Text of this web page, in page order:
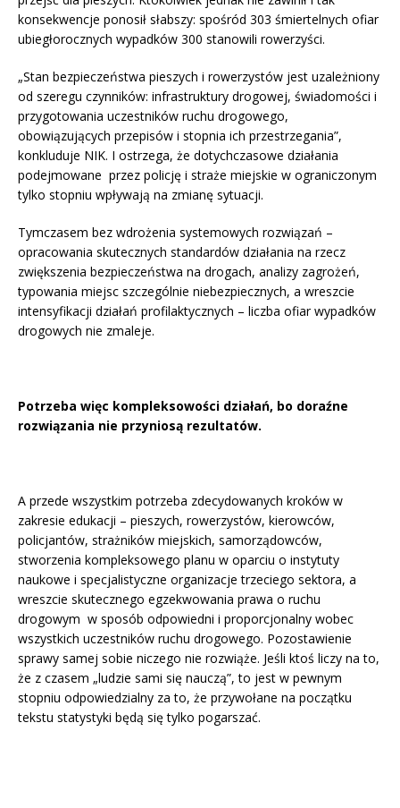
konsekwencje ponosił słabszy: spośród 303 śmiertelnych ofiar
ubiegłorocznych wypadków 300 stanowili rowerzyści.
„Stan bezpieczeństwa pieszych i rowerzystów jest uzależniony
od szeregu czynników: infrastruktury drogowej, świadomości i
przygotowania uczestników ruchu drogowego,
obowiązujących przepisów i stopnia ich przestrzegania”,
konkluduje NIK. I ostrzega, że dotychczasowe działania
podejmowane przez policję i straże miejskie w ograniczonym
tylko stopniu wpływają na zmianę sytuacji.
Tymczasem bez wdrożenia systemowych rozwiązań –
opracowania skutecznych standardów działania na rzecz
zwiększenia bezpieczeństwa na drogach, analizy zagrożeń,
typowania miejsc szczególnie niebezpiecznych, a wreszcie
intensyfikacji działań profilaktycznych – liczba ofiar wypadków
drogowych nie zmaleje.
Potrzeba więc kompleksowości działań, bo doraźne
rozwiązania nie przyniosą rezultatów.
A przede wszystkim potrzeba zdecydowanych kroków w
zakresie edukacji – pieszych, rowerzystów, kierowców,
policjantów, strażników miejskich, samorządowców,
stworzenia kompleksowego planu w oparciu o instytuty
naukowe i specjalistyczne organizacje trzeciego sektora, a
wreszcie skutecznego egzekwowania prawa o ruchu
drogowym w sposób odpowiedni i proporcjonalny wobec
wszystkich uczestników ruchu drogowego. Pozostawienie
sprawy samej sobie niczego nie rozwiąże. Jeśli ktoś liczy na to,
że z czasem „ludzie sami się nauczą”, to jest w pewnym
stopniu odpowiedzialny za to, że przywołane na początku
tekstu statystyki będą się tylko pogarszać.